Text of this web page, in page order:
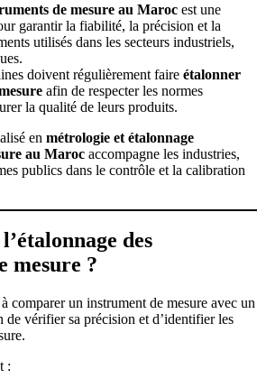
de mesure au Maroc est une
garantir la fiabilité, la précision et la
utilisés dans les secteurs industriels,
doivent régulièrement faire étalonner
afin de respecter les normes
la qualité de leurs produits.
en métrologie et étalonnage
au Maroc accompagne les industries,
publics dans le contrôle et la calibration
des
mesure ?
comparer un instrument de mesure avec un
de vérifier sa précision et d’identifier les
: